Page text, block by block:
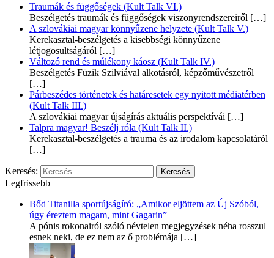
Traumák és függőségek (Kult Talk VI.)
Beszélgetés traumák és függőségek viszonyrendszereiről […]
A szlovákiai magyar könnyűzene helyzete (Kult Talk V.)
Kerekasztal-beszélgetés a kisebbségi könnyűzene
létjogosultságáról […]
Változó rend és múlékony káosz (Kult Talk IV.)
Beszélgetés Füzik Szilviával alkotásról, képzőművészetről
[…]
Párbeszédes történetek és határesetek egy nyitott médiatérben
(Kult Talk III.)
A szlovákiai magyar újságírás aktuális perspektívái […]
Talpra magyar! Beszélj róla (Kult Talk II.)
Kerekasztal-beszélgetés a trauma és az irodalom kapcsolatáról
[…]
Keresés:
Legfrissebb
Bőd Titanilla sportújságíró: „Amikor eljöttem az Új Szóból,
úgy éreztem magam, mint Gagarin”
A pónis rokonairól szóló névtelen megjegyzések néha rosszul
esnek neki, de ez nem az ő problémája […]